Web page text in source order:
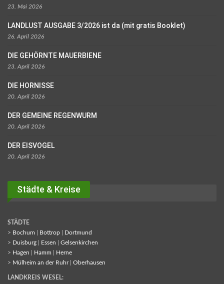
23. Mai 2026
LANDLUST AUSGABE 3/2026 ist da (mit gratis Booklet)
26. April 2026
DIE GEHÖRNTE MAUERBIENE
23. April 2026
DIE HORNISSE
20. April 2026
DER GEMEINE REGENWURM
20. April 2026
DER EISVOGEL
20. April 2026
Städte & Kreise
STÄDTE
> Bochum Bottrop
Dortmund
> Duisburg Essen
Gelsenkirchen
> Hagen Hamm
Herne
> Mülheim an der Ruhr| Oberhausen
LANDKREIS WESEL: